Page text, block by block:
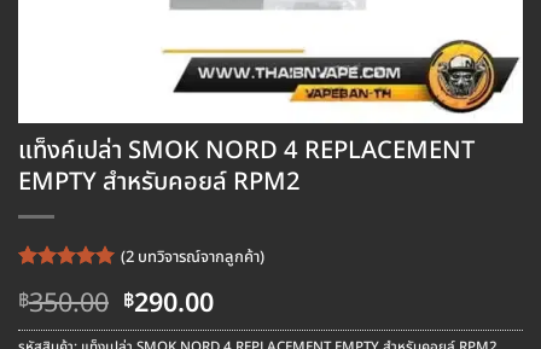
แท็งค์เปล่า SMOK NORD 4 REPLACEMENT
EMPTY สำหรับคอยล์ RPM2
5จาก 5
บนการให้
(2บทวิจารณ์จากลูกค้า)
฿350.00 Original
price
฿290.00Current
price